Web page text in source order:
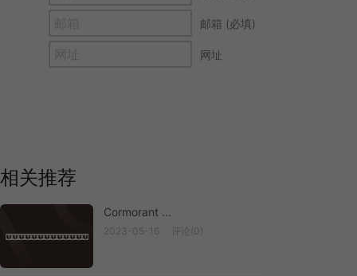
邮箱 (必填)
网址
相关推荐
Cormorant ...
Cormorant ...
2023-05-16 评论(0)